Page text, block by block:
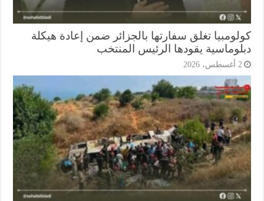
تغلق سفارتها بالجزائر ضمن إعادة هيكلة
يقودها الرئيس المنتخب